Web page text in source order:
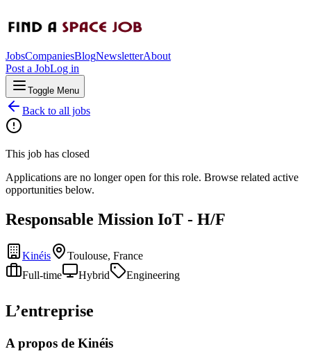
JobsCompaniesBlogNewsletterAbout
Post a JobLog in
Toggle Menu
Back to all jobs
This job has closed
Applications are no longer open for this role. Browse related active
opportunities below.
Responsable Mission IoT - H/F
Kinéis
Toulouse, France
Full-time
Hybrid Engineering
L’entreprise
A propos de Kinéis